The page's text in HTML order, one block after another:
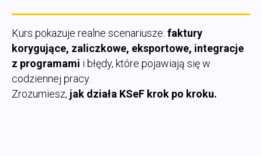
Kurs pokazuje realne scenariusze: faktury
korygujące, zaliczkowe, eksportowe, integracje
z programami i błędy, które pojawiają się w
codziennej pracy.
Zrozumiesz, jak działa KSeF krok po kroku.